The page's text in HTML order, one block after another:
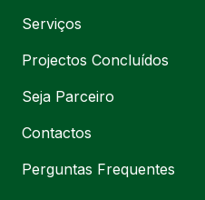
Serviços
Projectos Concluídos
Seja Parceiro
Contactos
Perguntas Frequentes